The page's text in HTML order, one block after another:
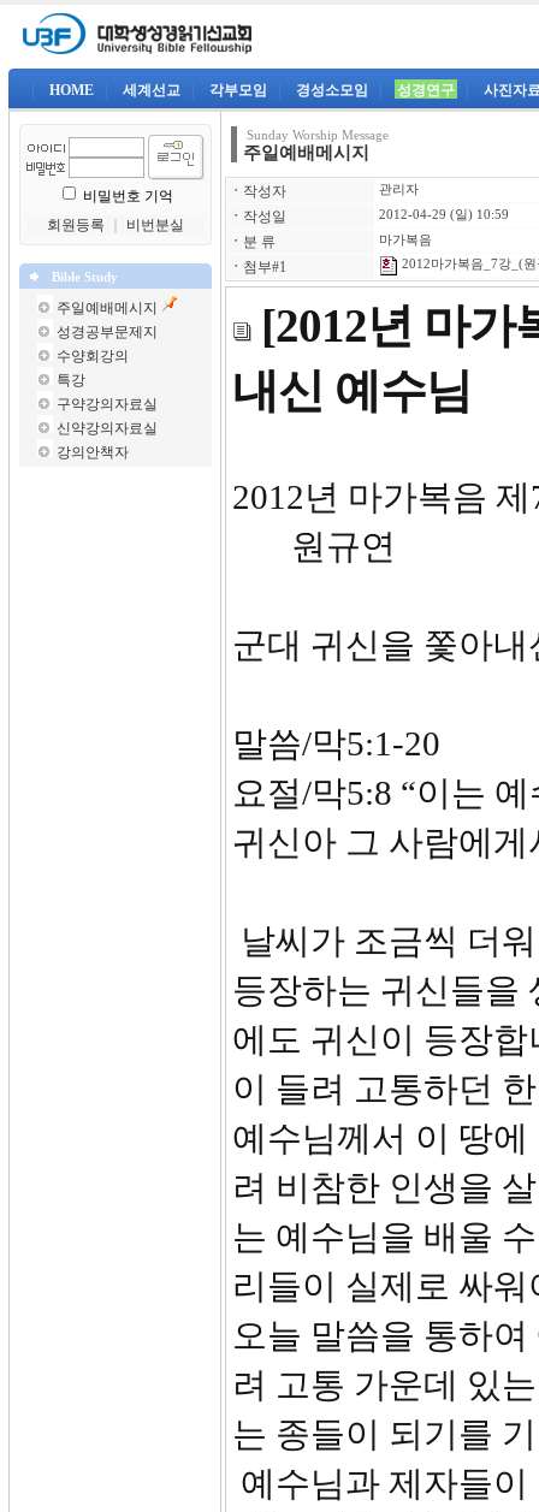
HOME 세계선교 각부모임 경성소모임 성경연구 사진자
비밀번호 기억
회원등록
비번분실
Bible Study
주일예배메시지
성경공부문제지
수양회강의
특강
구약강의자료실
신약강의자료실
강의안책자
Sunday Worship Message
주일예배메시지
ㆍ 작성자 관리자
ㆍ 작성일 2012-04-29 (일) 10:59
ㆍ 분 류 마가복음
ㆍ 첨부#1 2012마가복음_7강_(
[2012년 마가
내신 예수님
2012년
원규연
군대 귀신을 쫓아
말씀/막5:1-20
요절/막5:8 “이는
귀신아 그 사람에
날씨가 조금씩 더
등장하는 귀신들을
에도 귀신이 등장
이 들려 고통하던
예수님께서 이 땅
려 비참한 인생을
는 예수님을 배울
리들이 실제로 싸
오늘 말씀을 통하
려 고통 가운데 있
는 종들이 되기를
예수님과 제자들